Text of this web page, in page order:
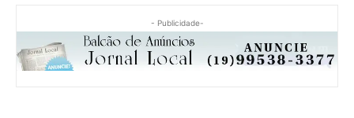
- Publicidade-